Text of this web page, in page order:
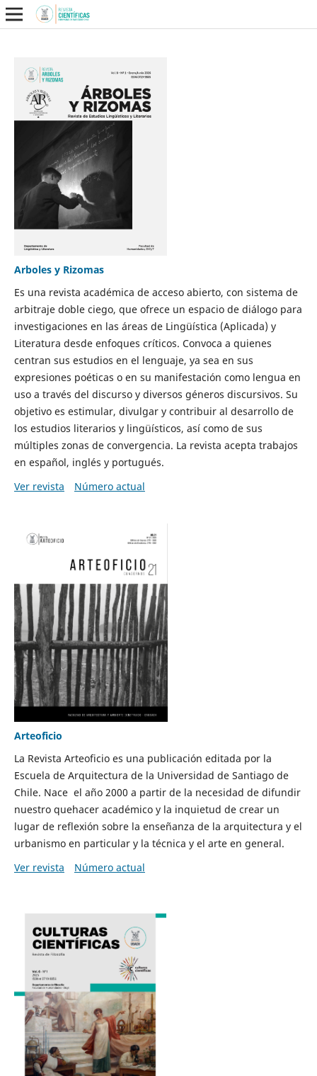
Arboles y Rizomas
Es una revista académica de acceso abierto, con sistema de
arbitraje doble ciego, que ofrece un espacio de diálogo para
investigaciones en las áreas de Lingüística (Aplicada) y
Literatura desde enfoques críticos. Convoca a quienes
centran sus estudios en el lenguaje, ya sea en sus
expresiones poéticas o en su manifestación como lengua en
uso a través del discurso y diversos géneros discursivos. Su
objetivo es estimular, divulgar y contribuir al desarrollo de
los estudios literarios y lingüísticos, así como de sus
múltiples zonas de convergencia. La revista acepta trabajos
en español, inglés y portugués.
Ver revista
Número actual
Arteoficio
La Revista Arteoficio es una publicación editada por la
Escuela de Arquitectura de la Universidad de Santiago de
Chile. Nace el año 2000 a partir de la necesidad de difundir
nuestro quehacer académico y la inquietud de crear un
lugar de reflexión sobre la enseñanza de la arquitectura y el
urbanismo en particular y la técnica y el arte en general.
Ver revista
Número actual